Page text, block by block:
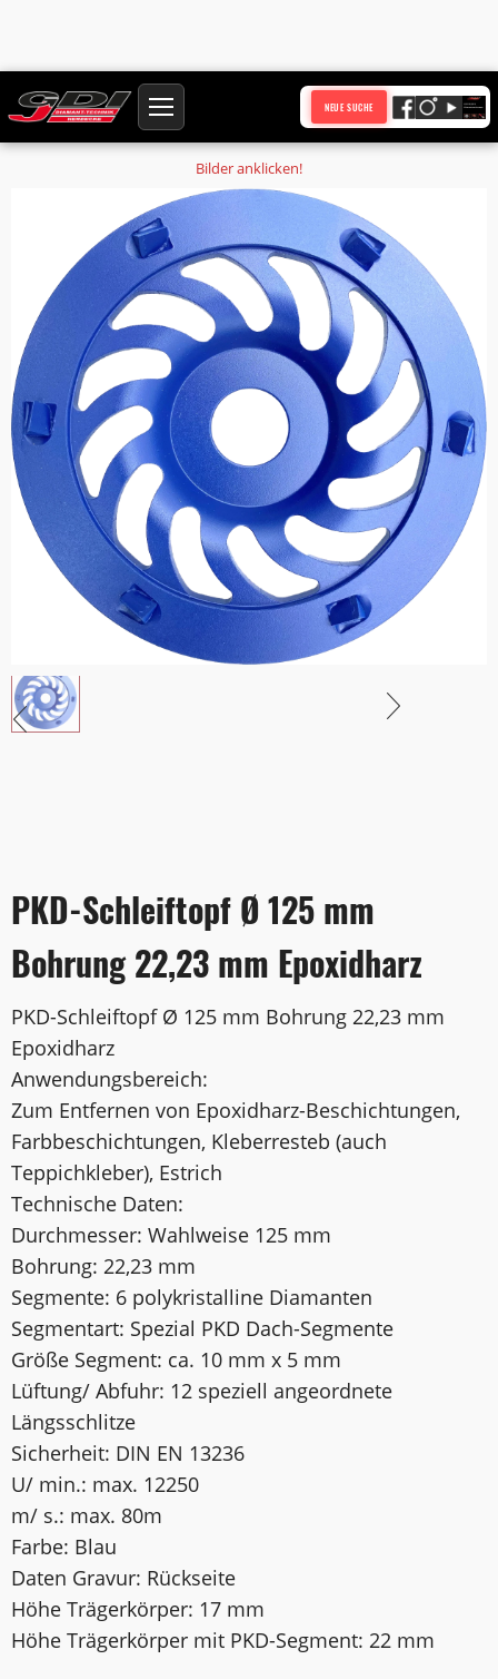
NEUE SUCHE
Startseite
Produkte
PKD-Schleiftopf Ø 125 mm Bohrung 22,23 mm Epoxidharz
Bilder anklicken!
PKD-Schleiftopf Ø 125 mm
Bohrung 22,23 mm Epoxidharz
PKD-Schleiftopf Ø 125 mm Bohrung 22,23 mm
Epoxidharz
Anwendungsbereich:
Zum Entfernen von Epoxidharz-Beschichtungen,
Farbbeschichtungen, Kleberresteb (auch
Teppichkleber), Estrich
Technische Daten:
Durchmesser: Wahlweise 125 mm
Bohrung: 22,23 mm
Segmente: 6 polykristalline Diamanten
Segmentart: Spezial PKD Dach-Segmente
Größe Segment: ca. 10 mm x 5 mm
Lüftung/ Abfuhr: 12 speziell angeordnete
Längsschlitze
Sicherheit: DIN EN 13236
U/ min.: max. 12250
m/ s.: max. 80m
Farbe: Blau
Daten Gravur: Rückseite
Höhe Trägerkörper: 17 mm
Höhe Trägerkörper mit PKD-Segment: 22 mm